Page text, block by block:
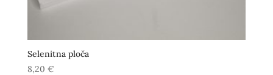
Selenitna ploča
8,20 €